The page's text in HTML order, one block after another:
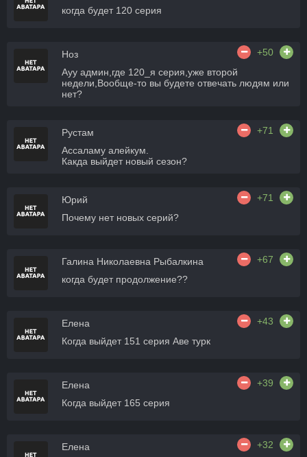
когда будет 120 серия
Ноз
+50
Ауу админ,где 120_я серия,уже второй
недели,Вообще-то вы будете отвечать людям или
нет?
Рустам
+71
Ассаламу алейкум.
Какда выйдет новый сезон?
Юрий
+71
Почему нет новых серий?
Галина Николаевна Рыбалкина
+67
когда будет продолжение??
Елена
+43
Когда выйдет 151 серия Аве турк
Елена
+39
Когда выйдет 165 серия
Елена
+32